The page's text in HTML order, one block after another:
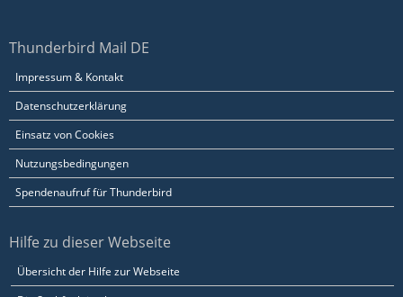
Thunderbird Mail DE
Impressum & Kontakt
Datenschutzerklärung
Einsatz von Cookies
Nutzungsbedingungen
Spendenaufruf für Thunderbird
Hilfe zu dieser Webseite
Übersicht der Hilfe zur Webseite